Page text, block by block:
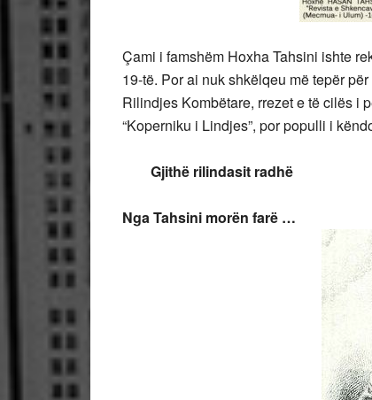
Çami i famshëm Hoxha Tahsini ishte
19-të. Por ai nuk shkëlqeu më tepër
Rilindjes Kombëtare, rrezet e të cilës i
“Koperniku i Lindjes”, por populli i
Gjithë rilindasit radhë
Nga Tahsini morën farë …